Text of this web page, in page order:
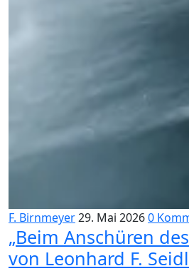
F. Birnmeyer29. Mai 20260
„Beim Anschüren
von Leonhard F. Seidl